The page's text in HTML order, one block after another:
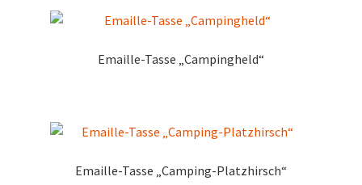
Emaille-Tasse „Campingheld“
Emaille-Tasse „Camping-Platzhirsch“